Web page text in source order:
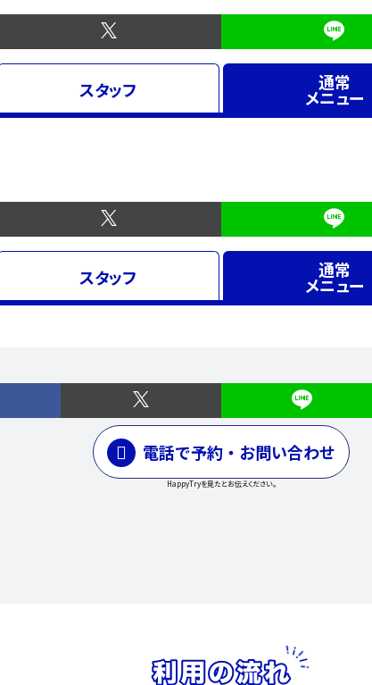
スタッフ 通常
メニュー
スタッフ 通常
メニュー
電話で予約・お問い合わせ
HappyTryを見たとお伝えください。